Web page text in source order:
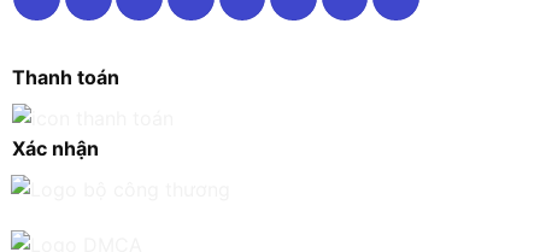
Thanh toán
Xác nhận